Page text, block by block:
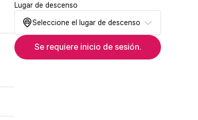
Lugar de descenso
Seleccione el lugar de descenso
Se requiere inicio de sesión.